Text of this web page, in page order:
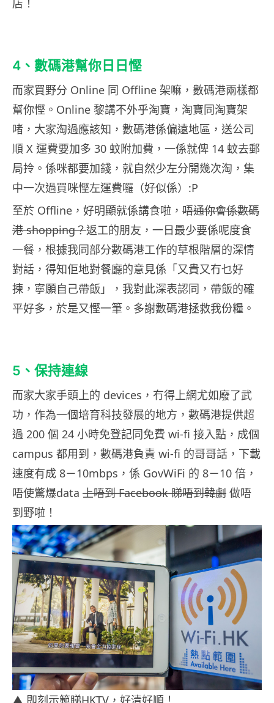
店！
4、數碼港幫你日日慳
而家買野分 Online 同 Offline 架嘛，數碼港兩樣都
幫你慳。Online 黎講不外乎淘寶，淘寶同淘寶架
啫，大家淘過應該知，數碼港係偏遠地區，送公司
順 X 運費要加多 30 蚊附加費，一係就俾 14 蚊去郵
局拎。係咪都要加錢，就自然少左分開幾次淘，集
中一次過買咪慳左運費囉（好似係）:P
至於 Offline，好明顯就係講食啦， 唔通你會係數碼
港 shopping？返工的朋友，一日最少要係呢度食
一餐，根據我同部分數碼港工作的草根階層的深情
對話，得知佢地對餐廳的意見係「又貴又冇乜好
揀，寧願自己帶飯」，我對此深表認同，帶飯的確
平好多，於是又慳一筆。多謝數碼港拯救我份糧。
5、保持連線
而家大家手頭上的 devices，冇得上網尤如廢了武
功，作為一個培育科技發展的地方，數碼港提供超
過 200 個 24 小時免登記同免費 wi-fi 接入點，成個
campus 都用到，數碼港負責 wi-fi 的哥哥話，下載
速度有成 8－10mbps，係 GovWiFi 的 8－10 倍，
唔使驚爆data 上唔到 Facebook 睇唔到韓劇 做唔
到野啦！
▲ 即刻示範睇HKTV，好清好順！​